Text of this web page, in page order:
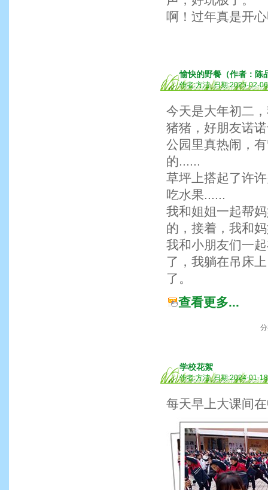
啊！过年真是开
愉快的野餐（作者：陈
作者:方洁 日期:2025-02-06
今天是大年初二
猪猪，好朋友诺
公园里真热闹，
的......
草坪上搭起了许
吃水果......
我和姐姐一起帮
的，接着，我和
我和小朋友们一
了，我躺在吊床
了。
查看更多...
学校花絮
作者:方洁 日期:2024-01-18
每天早上大课间